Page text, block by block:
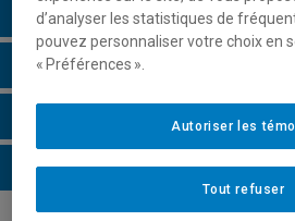
Description du cours
Horaire - Été 2026
Horaire - Automne 2026
Horaire - Hiver 2027
d’analyser les statistiques de
pouvez personnaliser votre choix en
« Préférences ».
Tout refuser
Autoriser les